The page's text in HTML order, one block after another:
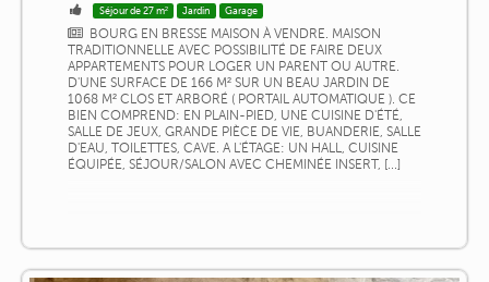
Séjour de 27 m² Jardin Garage
BOURG EN BRESSE MAISON À VENDRE. MAISON
TRADITIONNELLE AVEC POSSIBILITÉ DE FAIRE DEUX
APPARTEMENTS POUR LOGER UN PARENT OU AUTRE.
D'UNE SURFACE DE 166 M² SUR UN BEAU JARDIN DE
1068 M² CLOS ET ARBORÉ ( PORTAIL AUTOMATIQUE ). CE
BIEN COMPREND: EN PLAIN-PIED, UNE CUISINE D'ÉTÉ,
SALLE DE JEUX, GRANDE PIÈCE DE VIE, BUANDERIE, SALLE
D'EAU, TOILETTES, CAVE. A L'ÉTAGE: UN HALL, CUISINE
ÉQUIPÉE, SÉJOUR/SALON AVEC CHEMINÉE INSERT, [...]